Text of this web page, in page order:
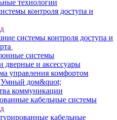
технологии
контроля доступа и
системы контроля доступа и
системы
дверные и аксессуары
управления комфортом
дом&quot;
коммуникации
кабельные системы
кабельные